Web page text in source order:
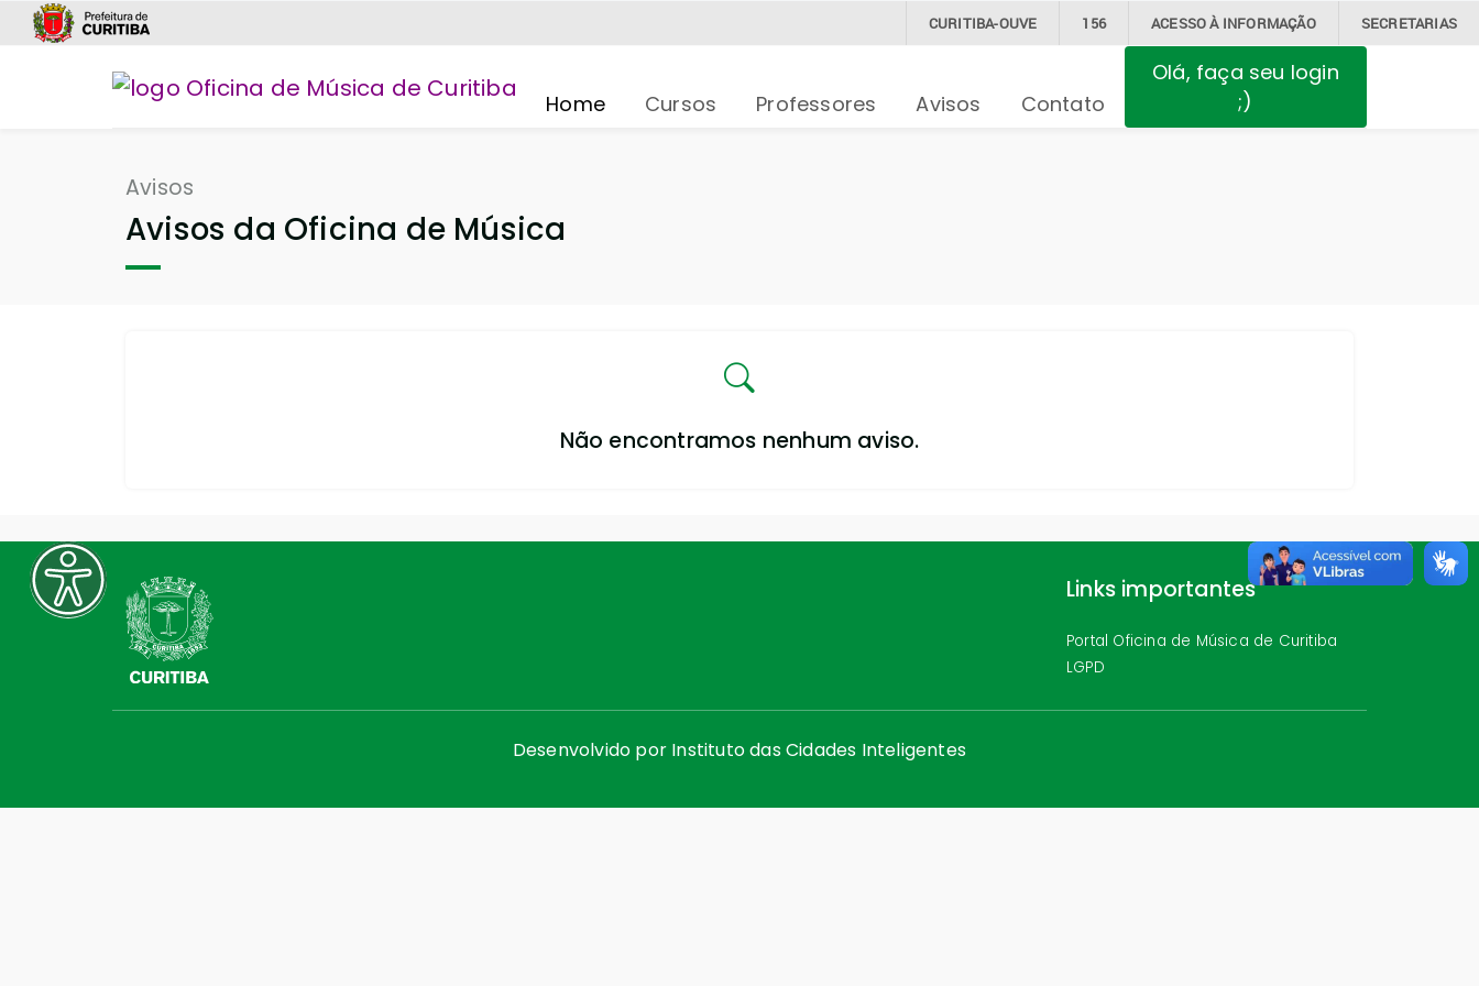
CURITIBA-OUVE 156 ACESSO À INFORMAÇÃO SECRETARIAS
Home Cursos Professores Avisos Contato
Olá, faça seu login
;)
Avisos
Avisos da Oficina de Música
Não encontramos nenhum aviso.
Links importantes
Portal Oficina de Música de Curitiba
LGPD
Desenvolvido por Instituto das Cidades Inteligentes